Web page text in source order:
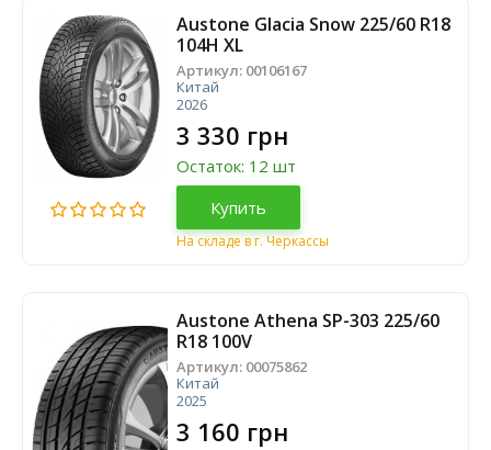
Austone Glacia Snow 225/60 R18
104H XL
Артикул: 00106167
Китай
2026
3 330 грн
Остаток: 12 шт
Купить
На складе в г. Черкассы
Austone Athena SP-303 225/60
R18 100V
Артикул: 00075862
Китай
2025
3 160 грн